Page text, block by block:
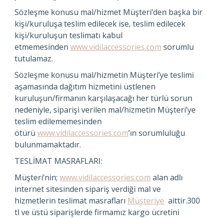
Sözleşme konusu mal/hizmet Müşteri’den başka bir
kişi/kuruluşa teslim edilecek ise, teslim edilecek
kişi/kuruluşun teslimatı kabul
etmemesinden www.vidilaccessories.com sorumlu
tutulamaz.
Sözleşme konusu mal/hizmetin Müşteri’ye teslimi
aşamasında dağıtım hizmetini üstlenen
kuruluşun/firmanın karşılaşacağı her türlü sorun
nedeniyle, siparişi verilen mal/hizmetin Müşteri’ye
teslim edilememesinden
ötürü www.vidilaccessories.com’ın sorumluluğu
bulunmamaktadır.
TESLİMAT MASRAFLARI:
Müşteri’nin; www.vidilaccessories.com alan adlı
internet sitesinden sipariş verdiği mal ve
hizmetlerin teslimat masrafları Müşteriye aittir.300
tl ve üstü siparişlerde firmamız kargo ücretini